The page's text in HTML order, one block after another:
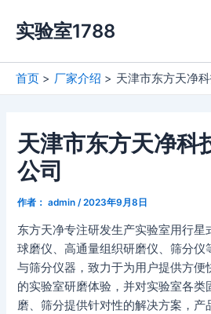
容
实验室1788
首页 厂家介绍 天津市东方天净
天津市东方天净科
公司
作者： admin /2023年9月8日
东方天净专注研发生产实验室用行星
球磨仪、高通量组织研磨仪、筛分仪
与筛分仪器，致力于为用户提供方便
的实验室研磨体验，并对实验室各类
磨、筛分提供针对性的解决方案，产